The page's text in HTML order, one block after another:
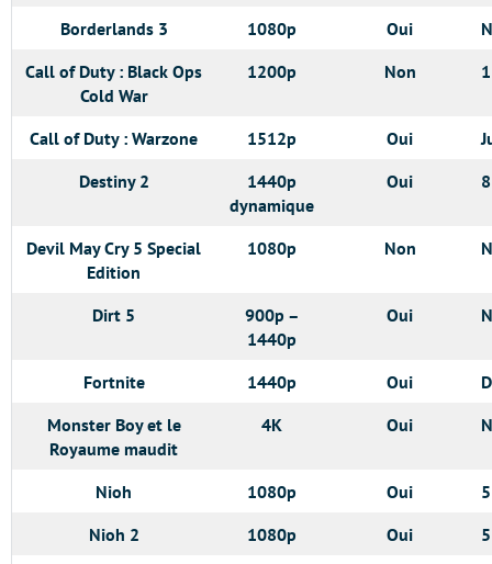
Borderlands 3
1080p Oui
Call of Duty : Black Ops
Cold War
1200p Non
Call of Duty : Warzone 1512p Oui
Destiny 2
1440p
dynamique
Oui
Devil May Cry 5 Special
Edition
1080p Non
Dirt 5
900p –
1440p
Oui
Fortnite 1440p Oui
Monster Boy et le
Royaume maudit
4K Oui
Nioh 1080p Oui
Nioh 2
1080p Oui